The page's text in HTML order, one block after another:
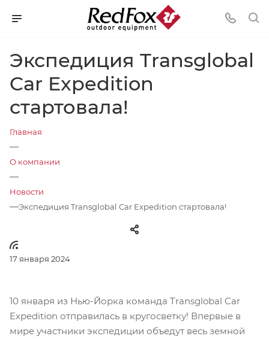
Экспедиция Transglobal
Car Expedition
стартовала!
Главная
—
О компании
—
Новости
—Экспедиция Transglobal Car Expedition стартовала!
17 января 2024
10 января из Нью-Йорка команда Transglobal Car
Expedition отправилась в кругосветку! Впервые в
мире участники экспедиции объедут весь земной